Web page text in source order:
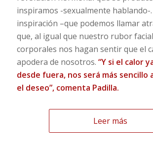
inspiramos -sexualmente hablando-.
inspiración –que podemos llamar
que, al igual que nuestro rubor
corporales nos hagan sentir que el
apodera de nosotros. “Y si el calor
desde fuera, nos será más sencillo
el deseo”, comenta Padilla.
Leer más